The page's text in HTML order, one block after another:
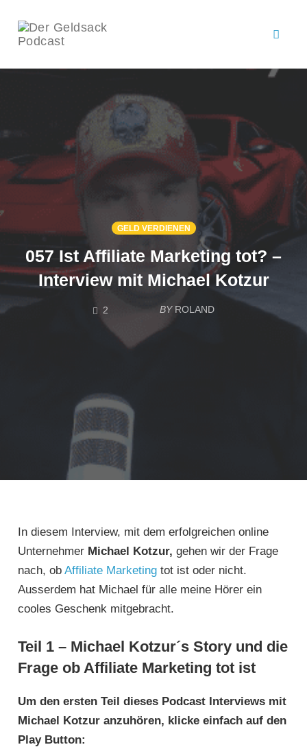
GELD VERDIENEN
057 Ist Affiliate Marketing tot? –
Interview mit Michael Kotzur
2
COMMENTS
BY ROLAND
In diesem Interview, mit dem erfolgreichen online
Unternehmer Michael Kotzur, gehen wir der Frage
nach, ob Affiliate Marketingtot ist oder nicht.
Ausserdem hat Michael für alle meine Hörer ein
cooles Geschenk mitgebracht.
Teil 1 – Michael Kotzur´s Story und die
Frage ob Affiliate Marketing tot ist
Um den ersten Teil dieses Podcast Interviews mit
Michael Kotzur anzuhören, klicke einfach auf den
Play Button: